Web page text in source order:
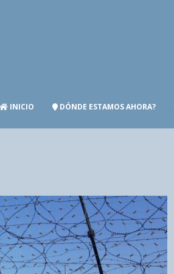
INICIO DÓNDE ESTAMOS AHORA?